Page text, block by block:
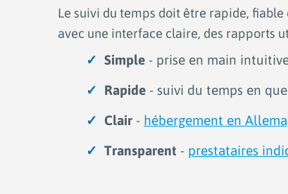
Le suivi du temps doit être rapide,
avec une interface claire, des rapports
Simple - prise en main
Rapide - suivi du temps en
Clair - hébergement en
Transparent - prestataires